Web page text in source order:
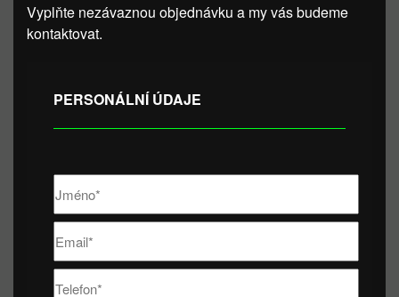
Vyplňte nezávaznou objednávku a my vás budeme
kontaktovat.
PERSONÁLNÍ ÚDAJE